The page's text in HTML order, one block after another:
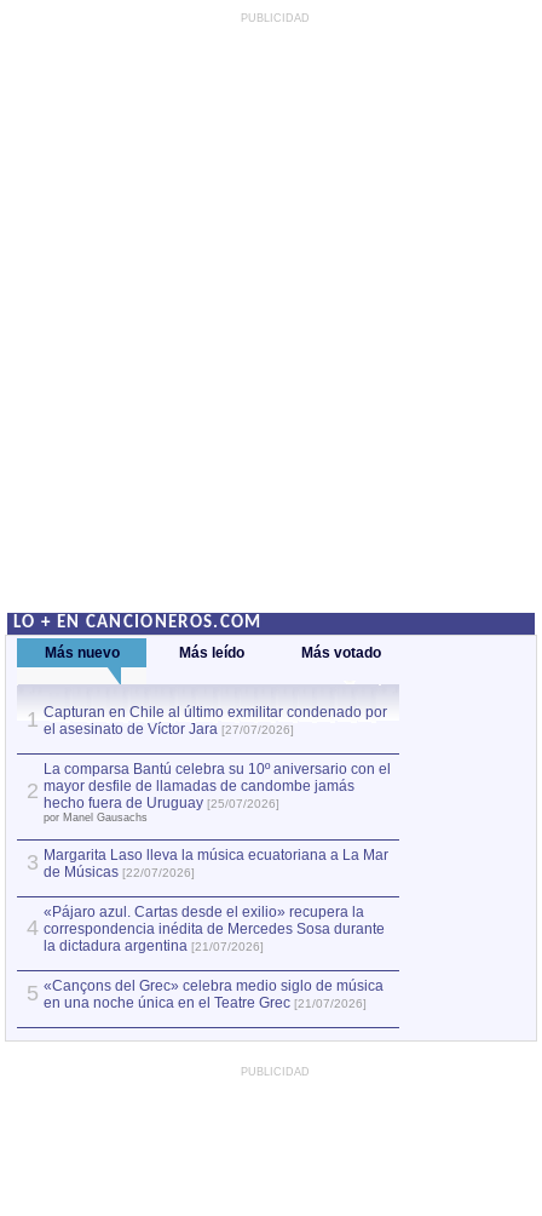
PUBLICIDAD
LO + EN CANCIONEROS.COM
Más nuevo Más leído Más votado
1 Capturan en Chile al último exmilitar condenado por
el asesinato de Víctor Jara [27/07/2026]
2
La comparsa Bantú celebra su 10º aniversario con el
mayor desfile de llamadas de candombe jamás
hecho fuera de Uruguay [25/07/2026]
por Manel Gausachs
3 Margarita Laso lleva la música ecuatoriana a La Mar
de Músicas [22/07/2026]
4
«Pájaro azul. Cartas desde el exilio» recupera la
correspondencia inédita de Mercedes Sosa durante
la dictadura argentina [21/07/2026]
5 «Cançons del Grec» celebra medio siglo de música
en una noche única en el Teatre Grec [21/07/2026]
PUBLICIDAD